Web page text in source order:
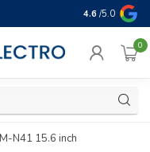
Geld terug
4.6 /5.0
0
N41 15.6 inch